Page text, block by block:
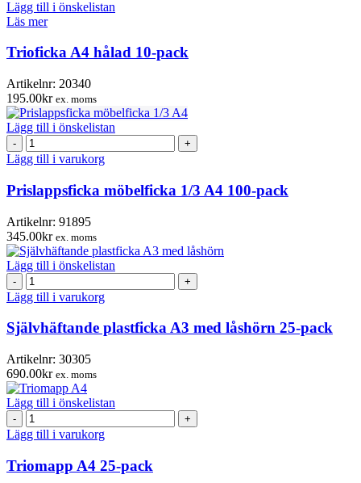
Lägg till i önskelistan
Läs mer
Trioficka A4 hålad 10-pack
Artikelnr: 20340
195.00kr ex. moms
Lägg till i önskelistan
Prislappsficka
möbelficka
1/3
A4
100-
mängd
Lägg till i varukorg
Prislappsficka möbelficka 1/3 A4 100-pack
Artikelnr: 91895
345.00kr ex. moms
Lägg till i önskelistan
Självhäftande
plastficka
A3
med
låshörn
25-
pack
mängd
Lägg till i varukorg
Självhäftande plastficka A3 med låshörn 25-pack
Artikelnr: 30305
690.00kr ex. moms
Lägg till i önskelistan
Triomapp
A4
25-
pack
mängd
Lägg till i varukorg
Triomapp A4 25-pack